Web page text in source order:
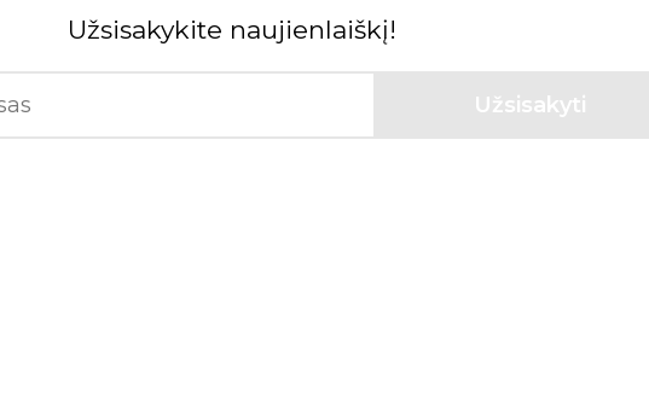
Užsisakykite naujienlaiškį!